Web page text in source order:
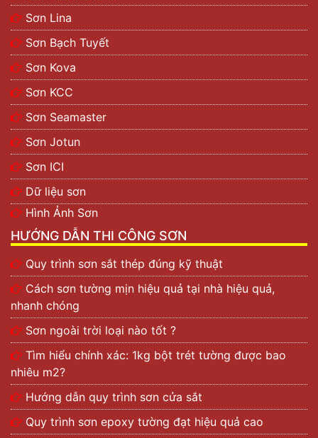
Sơn Lina
Sơn Bạch Tuyết
Sơn Kova
Sơn KCC
Sơn Seamaster
Sơn Jotun
Sơn ICI
Dữ liệu sơn
Hình Ảnh Sơn
HƯỚNG DẪN THI CÔNG SƠN
Quy trình sơn sắt thép đúng kỹ thuật
Cách sơn tường mịn hiệu quả tại nhà hiệu quả,
nhanh chóng
Sơn ngoài trời loại nào tốt ?
Tìm hiểu chính xác: 1kg bột trét tường được bao
nhiêu m2?
Hướng dẫn quy trình sơn cửa sắt
Quy trình sơn epoxy tường đạt hiệu quả cao